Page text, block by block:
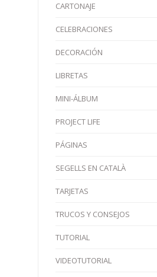
CARTONAJE
CELEBRACIONES
DECORACIÓN
LIBRETAS
MINI-ÁLBUM
PROJECT LIFE
PÁGINAS
SEGELLS EN CATALÀ
TARJETAS
TRUCOS Y CONSEJOS
TUTORIAL
VIDEOTUTORIAL